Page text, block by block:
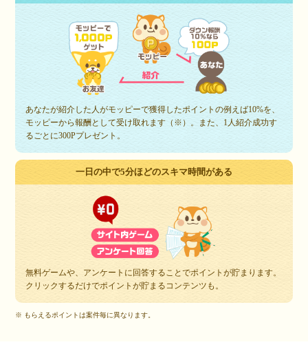
あなたが紹介した人がモッピーで獲得したポイントの例えば10%を、
モッピーから報酬として受け取れます（※）。また、1人紹介成功す
るごとに300Pプレゼント。
一日の中で5分ほどのスキマ時間がある
無料ゲームや、アンケートに回答することでポイントが貯まります。
クリックするだけでポイントが貯まるコンテンツも。
※ もらえるポイントは案件毎に異なります。